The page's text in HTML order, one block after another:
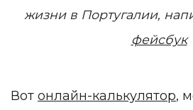
жизни в Португалии,
фейсбук
Вот онлайн-калькулятор,